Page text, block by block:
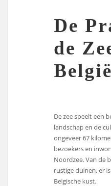
De
de
België
De zee speelt een
landschap en de
ongeveer 67
bezoekers en
Noordzee. Van de
rustige duinen, er
Belgische kust.